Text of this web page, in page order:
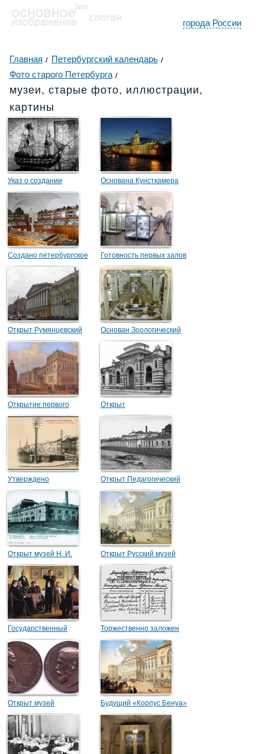
города России
Главная
Петербургский календарь
Фото старого Петербурга
музеи, старые фото, иллюстрации,
картины
Указ о создании
«Модель-каморы... близ
адмиралтейского двора»
Основана Кунсткамера
Создано петербургское
Минералогическое
общество
Готовность первых залов
Зоологического музея
Открыт Румянцевский
музей
Основан Зоологический
музей
Открытие первого
публичного
художественного музея
России
Открыт
сельскохозяйственный
Утверждено
«положение» о переводе
Румянцевского музея из
Петербурга в Москву
Открыт Педагогический
музей военно-учебных
заведений
Открыт музей Н. И.
Пирогова
Открыт Русский музей
Государственный
Русский музей принял
первых посетителей
Торжественно заложен
Суворовский музей
Открыт музей
генералиссимуса А. В.
Суворова
Будущий «Корпус Бенуа»
отдан под выставки